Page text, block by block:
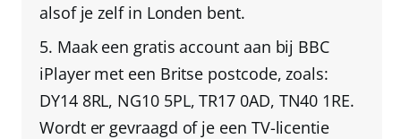
alsof je zelf in Londen bent.
Maak een gratis account aan bij BBC
iPlayermet een Britse postcode, zoals:
DY14 8RL, NG10 5PL, TR17 0AD, TN40 1RE.
Wordt er gevraagd of je een TV-licentie